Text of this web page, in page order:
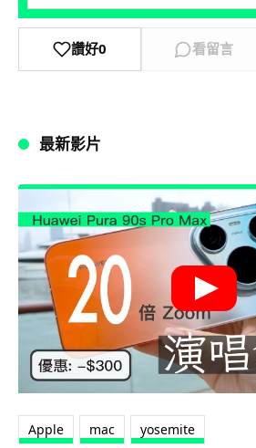
讚好0 看留言
最新影片
Apple mac yosemite